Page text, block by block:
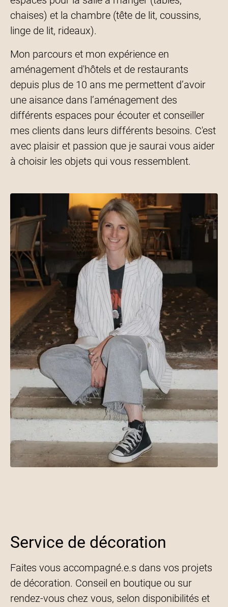
chaises) et la chambre (tête de lit, coussins,
linge de lit, rideaux).
Mon parcours et mon expérience en
aménagement d'hôtels et de restaurants
depuis plus de 10 ans me permettent d’avoir
une aisance dans l’aménagement des
différents espaces pour écouter et conseiller
mes clients dans leurs différents besoins. C'est
avec plaisir et passion que je saurai vous aider
à choisir les objets qui vous ressemblent.
Service de décoration
Faites vous accompagné.e.s dans vos projets
de décoration. Conseil en boutique ou sur
rendez-vous chez vous, selon disponibilités et